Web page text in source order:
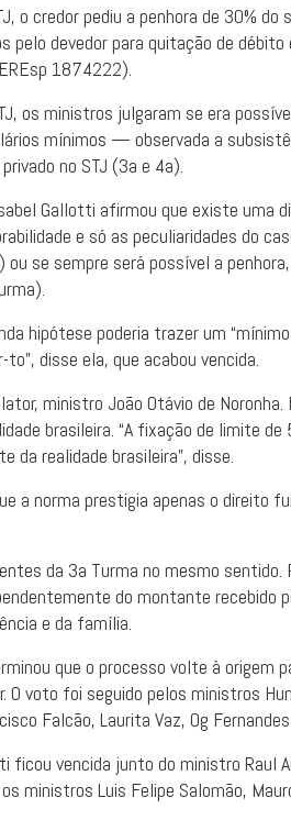
o credor pediu a penhora de 30%
pelo devedor para quitação de
1874222).
os ministros julgaram se era
mínimos — observada a
no STJ (3a e 4a).
Gallotti afirmou que existe uma
e só as peculiaridades do
ou se sempre será possível a
hipótese poderia trazer um
disse ela, que acabou vencida.
ministro João Otávio de
brasileira. “A fixação de limite
da realidade brasileira”, disse.
a norma prestigia apenas o direito
da 3a Turma no mesmo sentido.
do montante recebido
e da família.
que o processo volte à origem
O voto foi seguido pelos ministros
Falcão, Laurita Vaz, Og
ficou vencida junto do ministro Raul
ministros Luis Felipe Salomão,